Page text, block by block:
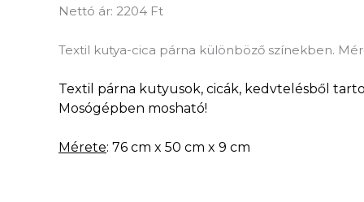
Nettó ár: 2204 Ft
Textil kutya-cica párna különböző színekben.
Textil párna kutyusok, cicák, kedvtelésből
Mosógépben mosható!
Mérete: 76 cm x 50 cm x 9 cm